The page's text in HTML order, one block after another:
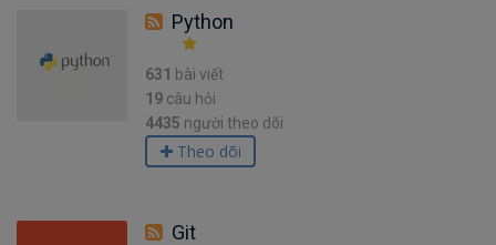
Python
631 bài viết
19 câu hỏi
4435 người theo dõi
Theo dõi
Git